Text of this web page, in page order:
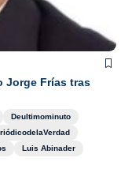
Jorge Frías tras
Deultimominuto
Luis Abinader